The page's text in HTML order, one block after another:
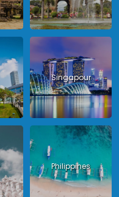
Singapour
Philippines